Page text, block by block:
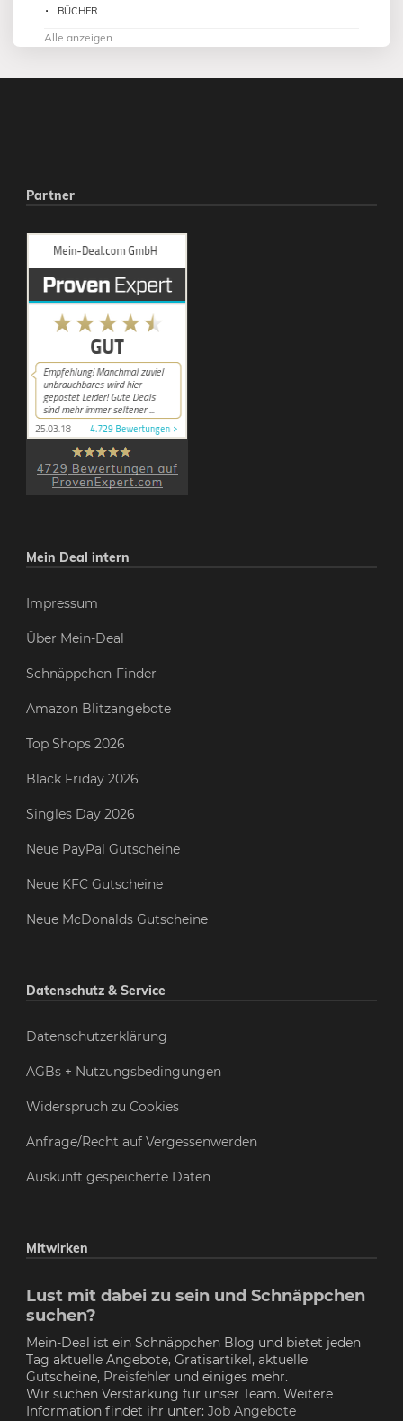
BÜCHER
Alle anzeigen
Partner
Mein Deal intern
Impressum
Über Mein-Deal
Schnäppchen-Finder
Amazon Blitzangebote
Top Shops 2026
Black Friday 2026
Singles Day 2026
Neue PayPal Gutscheine
Neue KFC Gutscheine
Neue McDonalds Gutscheine
Datenschutz & Service
Datenschutzerklärung
AGBs + Nutzungsbedingungen
Widerspruch zu Cookies
Anfrage/Recht auf Vergessenwerden
Auskunft gespeicherte Daten
Mitwirken
Lust mit dabei zu sein und Schnäppchen
suchen?
Mein-Deal ist ein Schnäppchen Blog und bietet jeden
Tag aktuelle Angebote, Gratisartikel, aktuelle
Gutscheine, Preisfehler und einiges mehr.
Wir suchen Verstärkung für unser Team. Weitere
Information findet ihr unter: Job Angebote